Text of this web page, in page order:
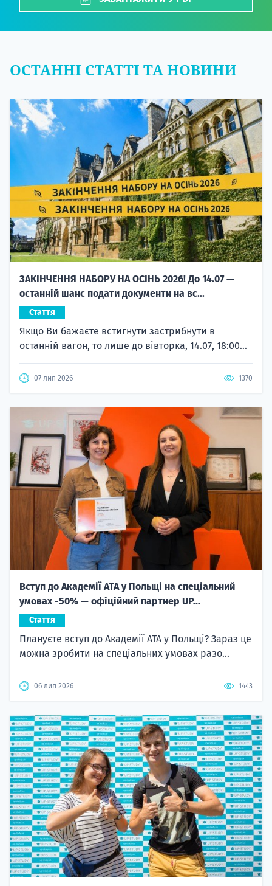
ОСТАННІ СТАТТІ ТА НОВИНИ
ЗАКІНЧЕННЯ НАБОРУ НА ОСІНЬ 2026! До 14.07 —
останній шанс подати документи на вс...
Стаття
Якщо Ви бажаєте встигнути застрибнути в
останній вагон, то лише до вівторка, 14.07, 18:00...
07 лип 2026 1370
Вступ до Академії ATA у Польщі на спеціальний
умовах -50% — офіційний партнер UP...
Стаття
Плануєте вступ до Академії ATA у Польщі? Зараз це
можна зробити на спеціальних умовах разо...
06 лип 2026 1443